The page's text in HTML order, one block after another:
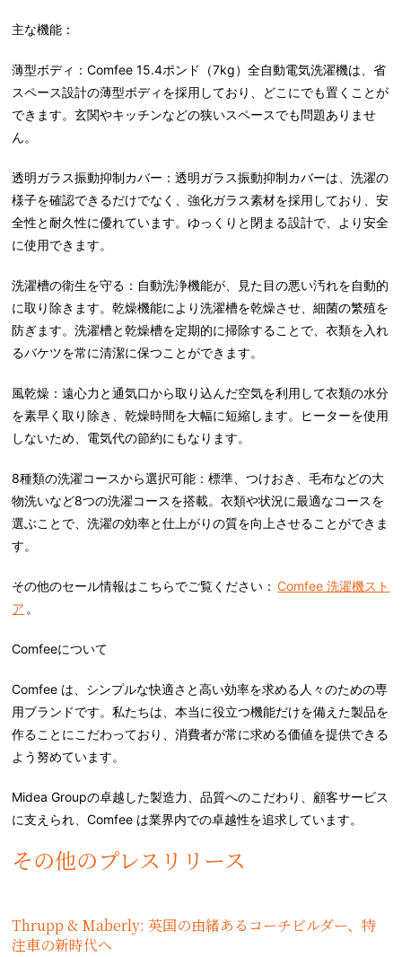
主な機能：
薄型ボディ：Comfee 15.4ポンド（7kg）全自動電気洗濯機は、省
スペース設計の薄型ボディを採用しており、どこにでも置くことが
できます。玄関やキッチンなどの狭いスペースでも問題ありませ
ん。
透明ガラス振動抑制カバー：透明ガラス振動抑制カバーは、洗濯の
様子を確認できるだけでなく、強化ガラス素材を採用しており、安
全性と耐久性に優れています。ゆっくりと閉まる設計で、より安全
に使用できます。
洗濯槽の衛生を守る：自動洗浄機能が、見た目の悪い汚れを自動的
に取り除きます。乾燥機能により洗濯槽を乾燥させ、細菌の繁殖を
防ぎます。洗濯槽と乾燥槽を定期的に掃除することで、衣類を入れ
るバケツを常に清潔に保つことができます。
風乾燥：遠心力と通気口から取り込んだ空気を利用して衣類の水分
を素早く取り除き、乾燥時間を大幅に短縮します。ヒーターを使用
しないため、電気代の節約にもなります。
8種類の洗濯コースから選択可能：標準、つけおき、毛布などの大
物洗いなど8つの洗濯コースを搭載。衣類や状況に最適なコースを
選ぶことで、洗濯の効率と仕上がりの質を向上させることができま
す。
その他のセール情報はこちらでご覧ください： Comfee 洗濯機スト
ア 。
Comfeeについて
Comfee は、シンプルな快適さと高い効率を求める人々のための専
用ブランドです。私たちは、本当に役立つ機能だけを備えた製品を
作ることにこだわっており、消費者が常に求める価値を提供できる
よう努めています。
Midea Groupの卓越した製造力、品質へのこだわり、顧客サービス
に支えられ、Comfee は業界内での卓越性を追求しています。
その他のプレスリリース
Thrupp & Maberly: 英国の由緒あるコーチビルダー、特
注車の新時代へ